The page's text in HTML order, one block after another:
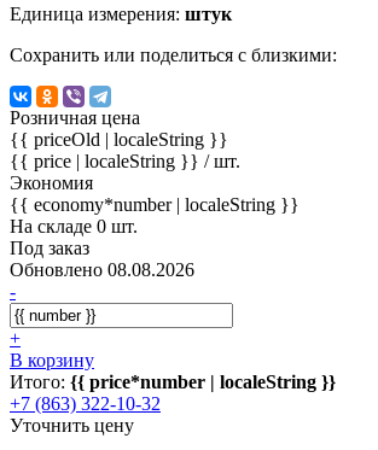
Единица измерения: штук
Сохранить или поделиться с близкими:
Розничная цена
{{ priceOld | localeString }}
{{ price | localeString }} / шт.
Экономия
{{ economy*number | localeString }}
На складе 0 шт.
Под заказ
Обновлено 08.08.2026
-
+
В корзину
Итого: {{ price*number | localeString }}
+7 (863) 322-10-32
Уточнить цену